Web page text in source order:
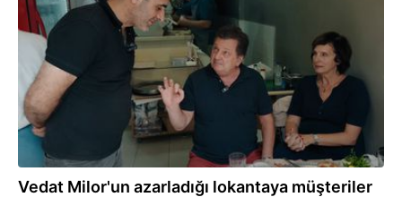
Vedat Milor'un azarladığı lokantaya müşteriler